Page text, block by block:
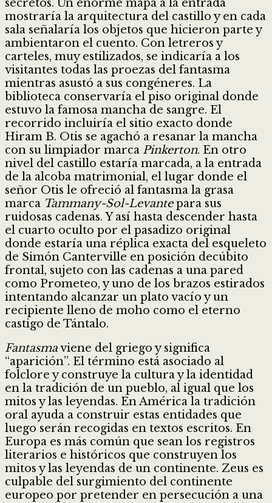
secretos. Un enorme mapa a la entrada
mostraría la arquitectura del castillo y en cada
sala señalaría los objetos que hicieron parte y
ambientaron el cuento. Con letreros y
carteles, muy estilizados, se indicaría a los
visitantes todas las proezas del fantasma
mientras asustó a sus congéneres. La
biblioteca conservaría el piso original donde
estuvo la famosa mancha de sangre. El
recorrido incluiría el sitio exacto donde
Hiram B. Otis se agachó a resanar la mancha
con su limpiador marca Pinkerton. En otro
nivel del castillo estaría marcada, a la entrada
de la alcoba matrimonial, el lugar donde el
señor Otis le ofreció al fantasma la grasa
marca Tammany-Sol-Levantepara sus
ruidosas cadenas. Y así hasta descender hasta
el cuarto oculto por el pasadizo original
donde estaría una réplica exacta del esqueleto
de Simón Canterville en posición decúbito
frontal, sujeto con las cadenas a una pared
como Prometeo, y uno de los brazos estirados
intentando alcanzar un plato vacío y un
recipiente lleno de moho como el eterno
castigo de Tántalo.
Fantasmaviene del griego y significa
“aparición”. El término está asociado al
folclore y construye la cultura y la identidad
en la tradición de un pueblo, al igual que los
mitos y las leyendas. En América la tradición
oral ayuda a construir estas entidades que
luego serán recogidas en textos escritos. En
Europa es más común que sean los registros
literarios e históricos que construyen los
mitos y las leyendas de un continente. Zeus es
culpable del surgimiento del continente
europeo por pretender en persecución a una